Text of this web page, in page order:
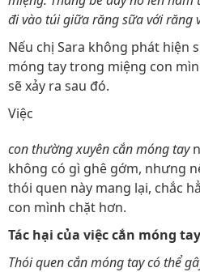
đi vào túi giữa răng sữa với răng
Nếu chị Sara không phát hiện
móng tay trong miệng con
sẽ xảy ra sau đó.
Việc
con thường xuyên cắn móng tay
không có gì ghê gớm, nhưng
thói quen này mang lại, chắc
con mình chặt hơn.
Tác hại của việc cắn móng tay
Thói quen cắn móng tay có thể